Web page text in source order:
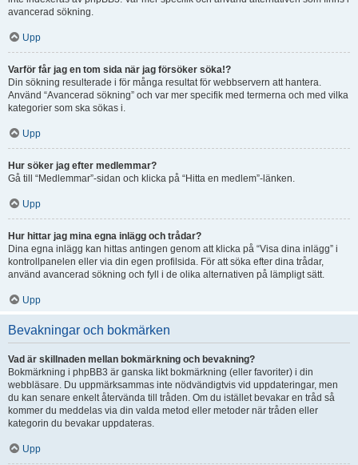
avancerad sökning.
Upp
Varför får jag en tom sida när jag försöker söka!?
Din sökning resulterade i för många resultat för webbservern att hantera.
Använd “Avancerad sökning” och var mer specifik med termerna och med vilka
kategorier som ska sökas i.
Upp
Hur söker jag efter medlemmar?
Gå till “Medlemmar”-sidan och klicka på “Hitta en medlem”-länken.
Upp
Hur hittar jag mina egna inlägg och trådar?
Dina egna inlägg kan hittas antingen genom att klicka på “Visa dina inlägg” i
kontrollpanelen eller via din egen profilsida. För att söka efter dina trådar,
använd avancerad sökning och fyll i de olika alternativen på lämpligt sätt.
Upp
Bevakningar och bokmärken
Vad är skillnaden mellan bokmärkning och bevakning?
Bokmärkning i phpBB3 är ganska likt bokmärkning (eller favoriter) i din
webbläsare. Du uppmärksammas inte nödvändigtvis vid uppdateringar, men
du kan senare enkelt återvända till tråden. Om du istället bevakar en tråd så
kommer du meddelas via din valda metod eller metoder när tråden eller
kategorin du bevakar uppdateras.
Upp